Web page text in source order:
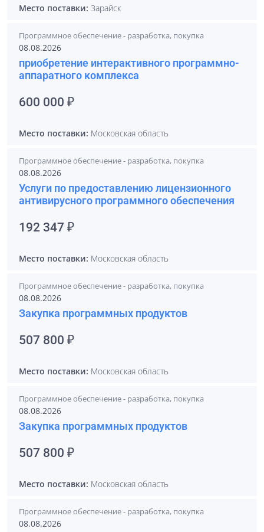
Место поставки: Зарайск
Программное обеспечение - разработка, покупка
08.08.2026
приобретение интерактивного программно-
аппаратного комплекса
600 000 ₽
Место поставки: Московская область
Программное обеспечение - разработка, покупка
08.08.2026
Услуги по предоставлению лицензионного
антивирусного программного обеспечения
192 347 ₽
Место поставки: Московская область
Программное обеспечение - разработка, покупка
08.08.2026
Закупка программных продуктов
507 800 ₽
Место поставки: Московская область
Программное обеспечение - разработка, покупка
08.08.2026
Закупка программных продуктов
507 800 ₽
Место поставки: Московская область
Программное обеспечение - разработка, покупка
08.08.2026